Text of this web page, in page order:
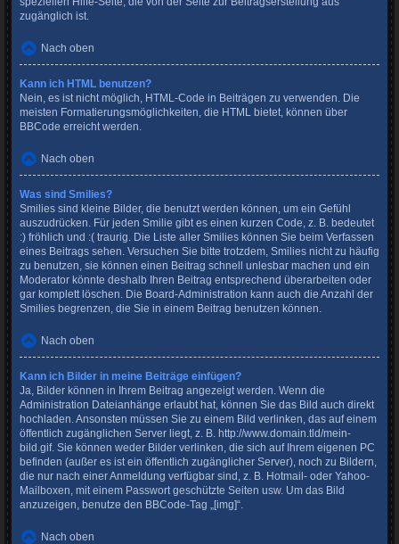
zugänglich ist.
Nach oben
Kann ich HTML benutzen?
Nein, es ist nicht möglich, HTML-Code in Beiträgen zu verwenden. Die
meisten Formatierungsmöglichkeiten, die HTML bietet, können über
BBCode erreicht werden.
Nach oben
Was sind Smilies?
Smilies sind kleine Bilder, die benutzt werden können, um ein Gefühl
auszudrücken. Für jeden Smilie gibt es einen kurzen Code, z. B. bedeutet
:) fröhlich und :( traurig. Die Liste aller Smilies können Sie beim Verfassen
eines Beitrags sehen. Versuchen Sie bitte trotzdem, Smilies nicht zu häufig
zu benutzen, sie können einen Beitrag schnell unlesbar machen und ein
Moderator könnte deshalb Ihren Beitrag entsprechend überarbeiten oder
gar komplett löschen. Die Board-Administration kann auch die Anzahl der
Smilies begrenzen, die Sie in einem Beitrag benutzen können.
Nach oben
Kann ich Bilder in meine Beiträge einfügen?
Ja, Bilder können in Ihrem Beitrag angezeigt werden. Wenn die
Administration Dateianhänge erlaubt hat, können Sie das Bild auch direkt
hochladen. Ansonsten müssen Sie zu einem Bild verlinken, das auf einem
öffentlich zugänglichen Server liegt, z. B. http://www.domain.tld/mein-
bild.gif. Sie können weder Bilder verlinken, die sich auf Ihrem eigenen PC
befinden (außer es ist ein öffentlich zugänglicher Server), noch zu Bildern,
die nur nach einer Anmeldung verfügbar sind, z. B. Hotmail- oder Yahoo-
Mailboxen, mit einem Passwort geschützte Seiten usw. Um das Bild
anzuzeigen, benutze den BBCode-Tag „[img]“.
Nach oben